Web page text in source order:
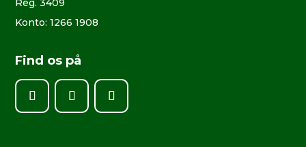
Reg. 3409
Konto: 1266 1908
Find os på